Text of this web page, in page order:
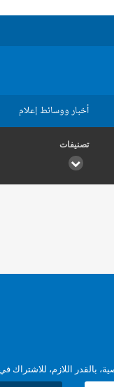
أخبار ووسائط إعلام
تصنيفات
بالقدر اللازم، للاشتراك في